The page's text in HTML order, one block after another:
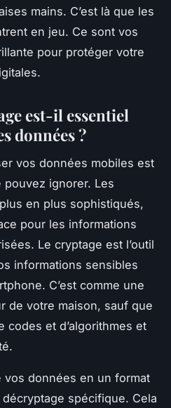
mains. C’est là que les
en jeu. Ce sont vos
pour protéger votre
est-il essentiel
données ?
vos données mobiles est
ignorer. Les
en plus sophistiqués,
pour les informations
Le cryptage est l’outil
informations sensibles
C’est comme une
de votre maison, sauf que
et d’algorithmes et
vos données en un format
spécifique. Cela